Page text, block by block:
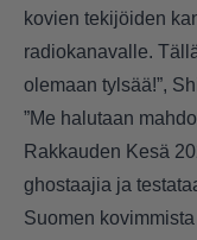
kovien tekijöiden
radiokanavalle.
olemaan tylsää!”,
”Me halutaan
Rakkauden Kesä
ghostaajia ja
Suomen